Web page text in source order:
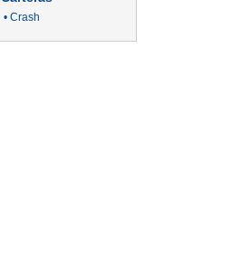
• Crash